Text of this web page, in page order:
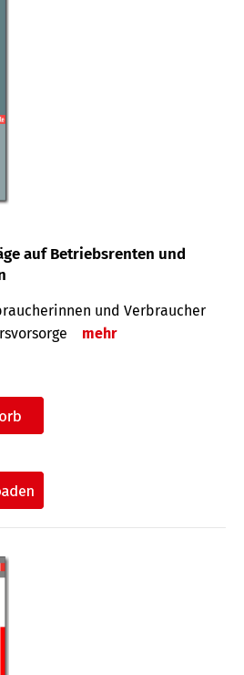
auf Betriebsrenten und
und Verbraucher
mehr